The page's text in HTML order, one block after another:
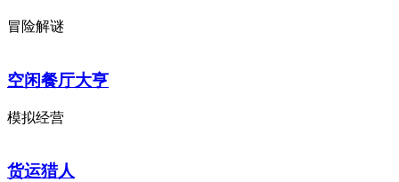
冒险解谜
空闲餐厅大亨
模拟经营
货运猎人